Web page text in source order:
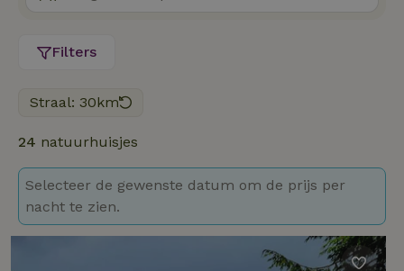
Filters
Straal: 30km
24 natuurhuisjes
Selecteer de gewenste datum om de prijs per
nacht te zien.